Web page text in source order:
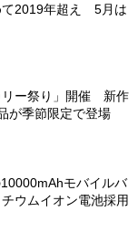
て2019年超え 5月は
リー祭り」開催 新作
が季節限定で登場
モバイルバ
ウムイオン電池採用